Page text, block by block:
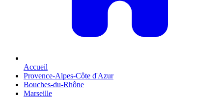
Accueil
Provence-Alpes-Côte d'Azur
Bouches-du-Rhône
Marseille